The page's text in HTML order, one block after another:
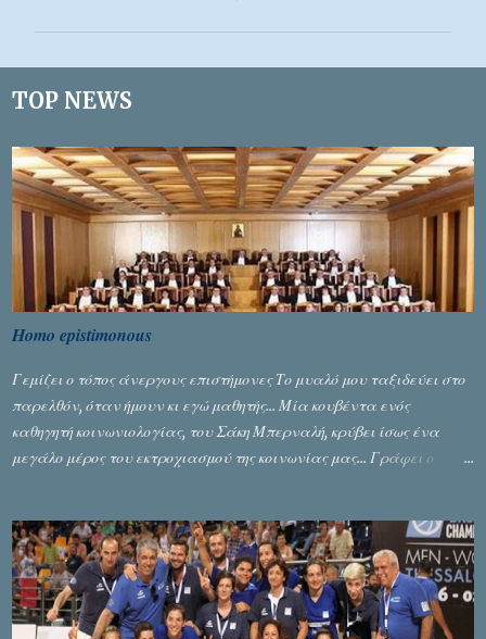
α
TOP NEWS
Homo epistimonous
Γεμίζει ο τόπος άνεργους επιστήμονες Το μυαλό μου ταξιδεύει στο
παρελθόν, όταν ήμουν κι εγώ μαθητής... Μία κουβέντα ενός
καθηγητή κοινωνιολογίας, του Σάκη Μπερναλή, κρύβει ίσως ένα
μεγάλο μέρος του εκτροχιασμού της κοινωνίας μας... Γράφει ο